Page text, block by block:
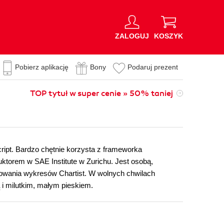
ZALOGUJ KOSZYK
Pobierz aplikację Bony Podaruj prezent
TOP tytuł w super cenie » 50% taniej
Bardzo chętnie korzysta z frameworka
w SAE Institute w Zurichu. Jest osobą,
wykresów Chartist. W wolnych chwilach
milutkim, małym pieskiem.